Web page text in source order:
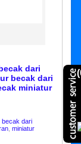
dari
becak dari
miniatur
becak dari
,miniatur